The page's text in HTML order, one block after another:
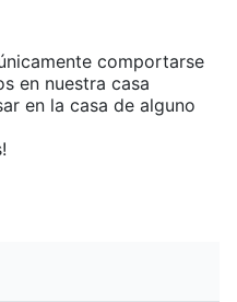
comportarse
en nuestra casa
en la casa de alguno